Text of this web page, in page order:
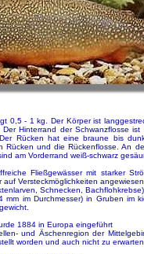
0,5 - 1 kg. Der Körper ist
Hinterrand der Schwanzflosse
Rücken hat eine braune bis
Rücken und die Rückenflosse. An
am Vorderrand weiß-schwarz
Fließgewässer mit starker
Versteckmöglichkeiten
Schnecken,
im Durchmesser) in Gruben im
1884 in Europa eingeführt
und Äschenregion der
worden und auch nicht zu